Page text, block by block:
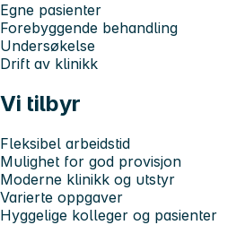
Egne pasienter
Forebyggende behandling
Undersøkelse
Drift av klinikk
Vi tilbyr
Fleksibel arbeidstid
Mulighet for god provisjon
Moderne klinikk og utstyr
Varierte oppgaver
Hyggelige kolleger og pasienter